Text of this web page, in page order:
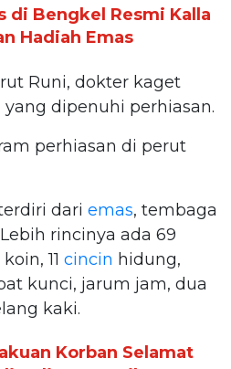
di Bengkel Resmi Kalla
Hadiah Emas
Runi, dokter kaget
dipenuhi perhiasan.
perhiasan di perut
dari emas, tembaga
rincinya ada 69
11 cincin hidung,
kunci, jarum jam, dua
kaki.
Korban Selamat